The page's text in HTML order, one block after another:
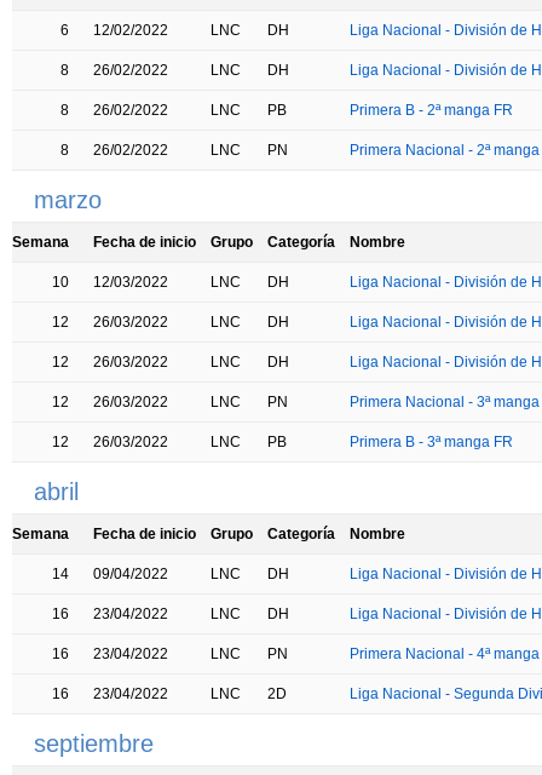
6 12/02/2022 LNC DH Liga Nacional - División de
8 26/02/2022 LNC DH Liga Nacional - División de
8 26/02/2022 LNC PB Primera B - 2ª manga FR
8 26/02/2022 LNC PN Primera Nacional - 2ª
marzo
Semana Fecha de inicio Grupo Categoría Nombre
10 12/03/2022 LNC DH Liga Nacional - División de
12 26/03/2022 LNC DH Liga Nacional - División de
12 26/03/2022 LNC DH Liga Nacional - División de
12 26/03/2022 LNC PN Primera Nacional - 3ª
12 26/03/2022 LNC PB Primera B - 3ª manga FR
abril
Semana Fecha de inicio Grupo Categoría Nombre
14 09/04/2022 LNC DH Liga Nacional - División de
16 23/04/2022 LNC DH Liga Nacional - División de
16 23/04/2022 LNC PN Primera Nacional - 4ª
16 23/04/2022 LNC 2D Liga Nacional - Segunda
septiembre